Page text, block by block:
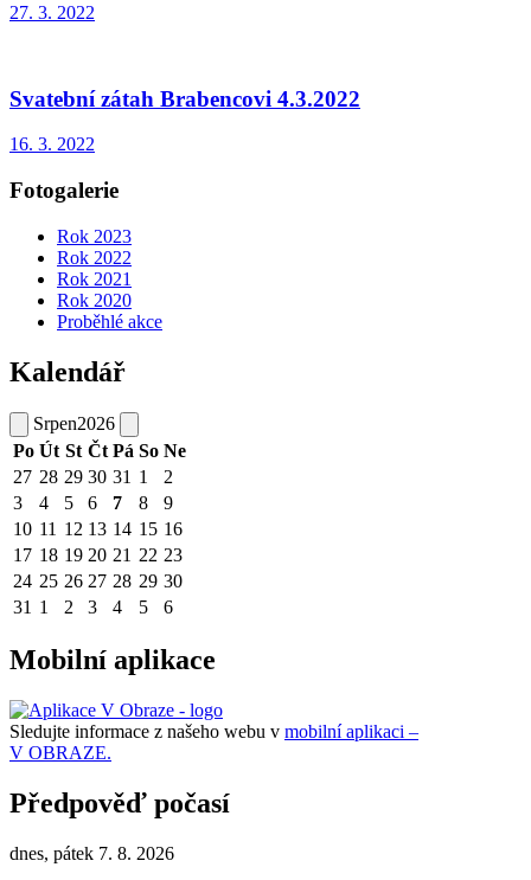
27. 3. 2022
Svatební zátah Brabencovi 4.3.2022
16. 3. 2022
Fotogalerie
Rok 2023
Rok 2022
Rok 2021
Rok 2020
Proběhlé akce
Kalendář
Srpen2026
Po Út St Čt Pá So Ne
27 28 29 30 31 1
2
3
4 5 6 7 8
9
10 11 12 13 14 15 16
17 18 19 20 21 22 23
24 25 26 27 28 29 30
31 1 2 3 4 5 6
Mobilní aplikace
Sledujte informace z našeho webu v mobilní aplikaci –
V OBRAZE.
Předpověď počasí
dnes, pátek 7. 8. 2026